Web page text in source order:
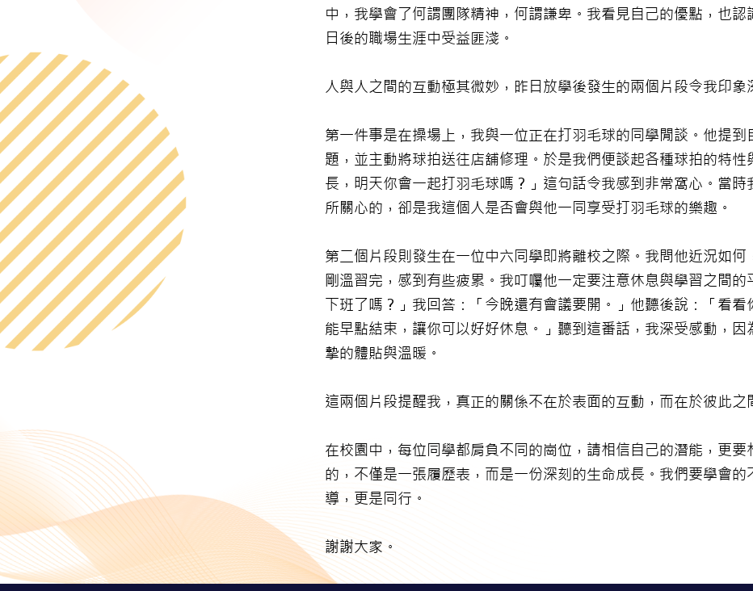
中，我學會了何謂團隊精神，何謂謙卑。我看見自己的優點，也
日後的職場生涯中受益匪淺。
人與人之間的互動極其微妙，昨日放學後發生的兩個片段令我印象
第一件事是在操場上，我與一位正在打羽毛球的同學閒談。他提
題，並主動將球拍送往店舖修理。於是我們便談起各種球拍的特
長，明天你會一起打羽毛球嗎？」這句話令我感到非常窩心。當
所關心的，卻是我這個人是否會與他一同享受打羽毛球的樂趣。
第二個片段則發生在一位中六同學即將離校之際。我問他近況如
剛溫習完，感到有些疲累。我叮囑他一定要注意休息與學習之間
下班了嗎？」我回答：「今晚還有會議要開。」他聽後說：「看
能早點結束，讓你可以好好休息。」聽到這番話，我深受感動，
摯的體貼與溫暖。
這兩個片段提醒我，真正的關係不在於表面的互動，而在於彼此之
在校園中，每位同學都肩負不同的崗位，請相信自己的潛能，更
的，不僅是一張履歷表，而是一份深刻的生命成長。我們要學會
導，更是同行。
謝謝大家。